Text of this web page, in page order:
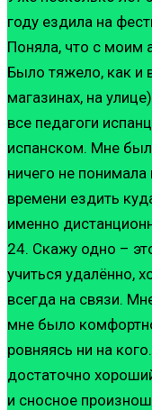
году ездила на
Поняла, что с моим
Было тяжело, как
магазинах, на
все педагоги
испанском. Мне
ничего не понимала
времени ездить
именно
24. Скажу одно –
учиться удалённо,
всегда на связи.
мне было
ровняясь ни на
достаточно
и сносное